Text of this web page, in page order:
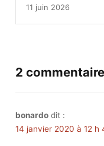
11 juin 2026
2
bonardo dit :
14 janvier 2020 à 12 h